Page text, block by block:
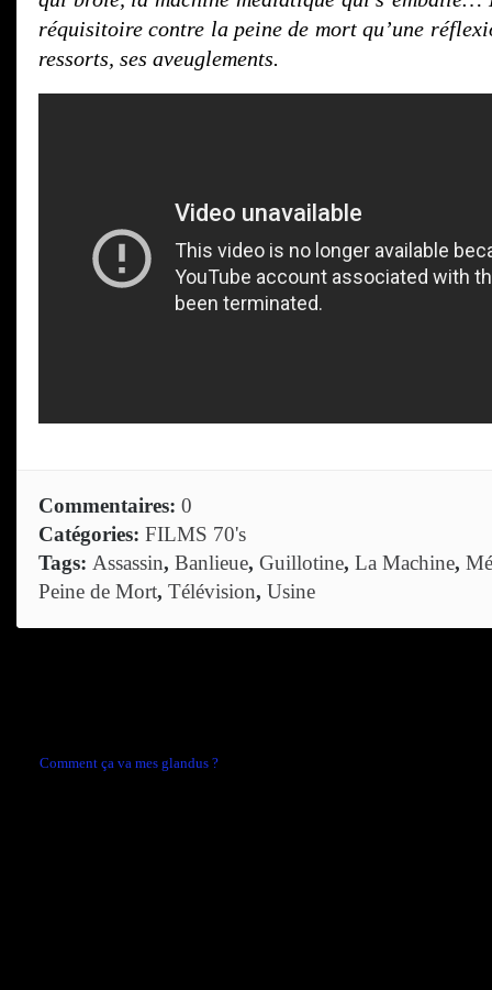
réquisitoire contre la peine de mort qu’une
ressorts, ses aveuglements.
Commentaires: 0
Catégories: FILMS 70's
Tags: Assassin, Banlieue, Guillotine, La Machine,
Peine de Mort, Télévision, Usine
Comment ça va mes glandus ?